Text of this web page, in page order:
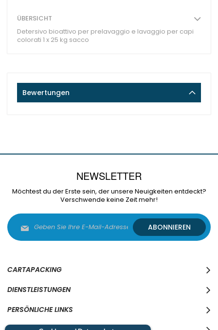
ÜBERSICHT
Detersivo bioattivo per prelavaggio e lavaggio per capi
colorati 1 x 25 kg sacco
Bewertungen
NEWSLETTER
Möchtest du der Erste sein, der unsere Neuigkeiten entdeckt?
Verschwende keine Zeit mehr!
Sie
sich
ABONNIEREN
CARTAPACKING
DIENSTLEISTUNGEN
PERSÖNLICHE LINKS